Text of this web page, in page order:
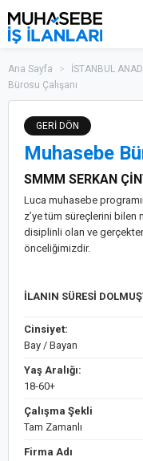
Ana Sayfa > İSTANBUL
Bürosu Çalışanı
GERİ DÖN
Muhasebe
SMMM SERKAN
Luca muhasebe
z’ye tüm süreçlerini bilen
disiplinli olan ve
önceliğimizdir.
İLANIN SÜRESİ
Cinsiyet:
Bay / Bayan
Yaş Aralığı:
18-60+
Çalışma Şekli
Tam Zamanlı
Firma Adı